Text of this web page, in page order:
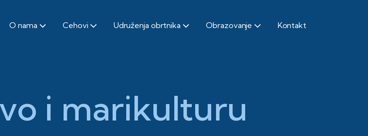
O nama Cehovi Udruženja obrtnika Obrazovanje Kontakt
i marikulturu